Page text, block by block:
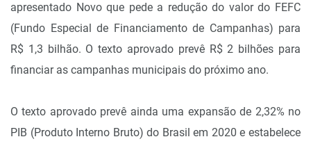
apresentado Novo que pede a redução do valor do FEFC
(Fundo Especial de Financiamento de Campanhas) para
R$ 1,3 bilhão. O texto aprovado prevê R$ 2 bilhões para
financiar as campanhas municipais do próximo ano.
O texto aprovado prevê ainda uma expansão de 2,32% no
PIB (Produto Interno Bruto) do Brasil em 2020 e estabelece